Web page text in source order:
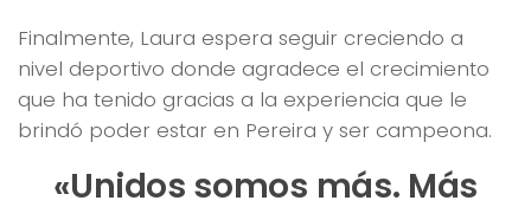
Finalmente, Laura espera seguir creciendo a
nivel deportivo donde agradece el crecimiento
que ha tenido gracias a la experiencia que le
brindó poder estar en Pereira y ser campeona.
«Unidos somos más. Más